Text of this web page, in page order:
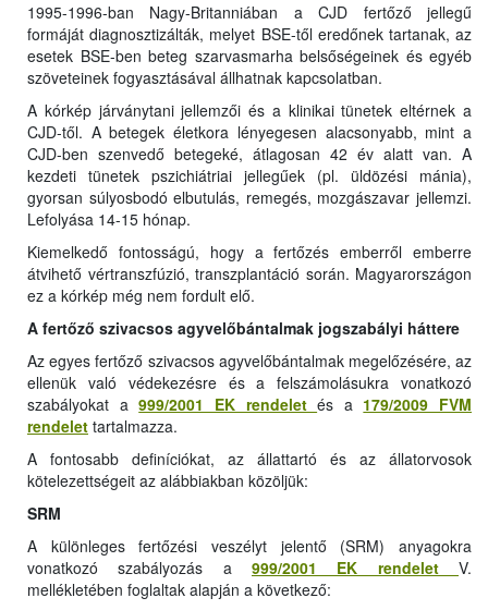
1995-1996-ban Nagy-Britanniában a CJD fertőző jellegű
formáját diagnosztizálták, melyet BSE-től eredőnek tartanak, az
esetek BSE-ben beteg szarvasmarha belsőségeinek és egyéb
szöveteinek fogyasztásával állhatnak kapcsolatban.
A kórkép járványtani jellemzői és a klinikai tünetek eltérnek a
CJD-től. A betegek életkora lényegesen alacsonyabb, mint a
CJD-ben szenvedő betegeké, átlagosan 42 év alatt van. A
kezdeti tünetek pszichiátriai jellegűek (pl. üldözési mánia),
gyorsan súlyosbodó elbutulás, remegés, mozgászavar jellemzi.
Lefolyása 14-15 hónap.
Kiemelkedő fontosságú, hogy a fertőzés emberről emberre
átvihető vértranszfúzió, transzplantáció során. Magyarországon
ez a kórkép még nem fordult elő.
A fertőző szivacsos agyvelőbántalmak jogszabályi háttere
Az egyes fertőző szivacsos agyvelőbántalmak megelőzésére, az
ellenük való védekezésre és a felszámolásukra vonatkozó
szabályokat a999/2001 EK rendeletés a 179/2009 FVM
rendelet tartalmazza.
A fontosabb definíciókat, az állattartó és az állatorvosok
kötelezettségeit az alábbiakban közöljük:
SRM
A különleges fertőzési veszélyt jelentő (SRM) anyagokra
vonatkozó szabályozás a 999/2001 EK rendelet V.
mellékletében foglaltak alapján a következő: